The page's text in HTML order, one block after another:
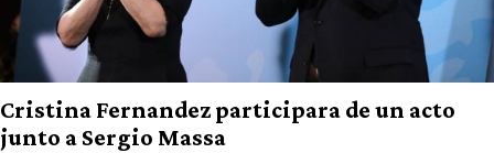
Cristina Fernandez participara de un acto
junto a Sergio Massa